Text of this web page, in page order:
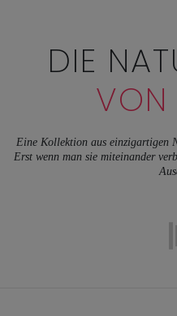
DIE
VON
Eine Kollektion aus einzigartigen
Erst wenn man sie miteinander